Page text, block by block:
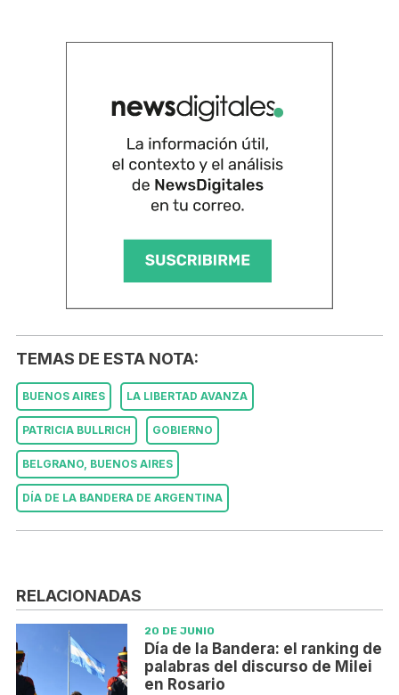
TEMAS DE ESTA NOTA:
BUENOS AIRES LA LIBERTAD AVANZA
PATRICIA BULLRICH GOBIERNO
BELGRANO, BUENOS AIRES
DÍA DE LA BANDERA DE ARGENTINA
RELACIONADAS
20 DE JUNIO
Día de la Bandera: el ranking de
palabras del discurso de Milei
en Rosario